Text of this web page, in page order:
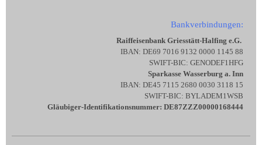
Bankverbindungen:
Raiffeisenbank Griesstätt-Halfing e.G.
IBAN: DE69 7016 9132 0000 1145 88
SWIFT-BIC: GENODEF1HFG
Sparkasse Wasserburg a. Inn
IBAN: DE45 7115 2680 0030 3118 15
SWIFT-BIC: BYLADEM1WSB
Gläubiger-Identifikationsnummer: DE87ZZZ00000168444